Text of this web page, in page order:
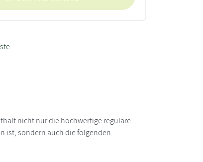
nicht nur die hochwertige reguläre
ist, sondern auch die folgenden